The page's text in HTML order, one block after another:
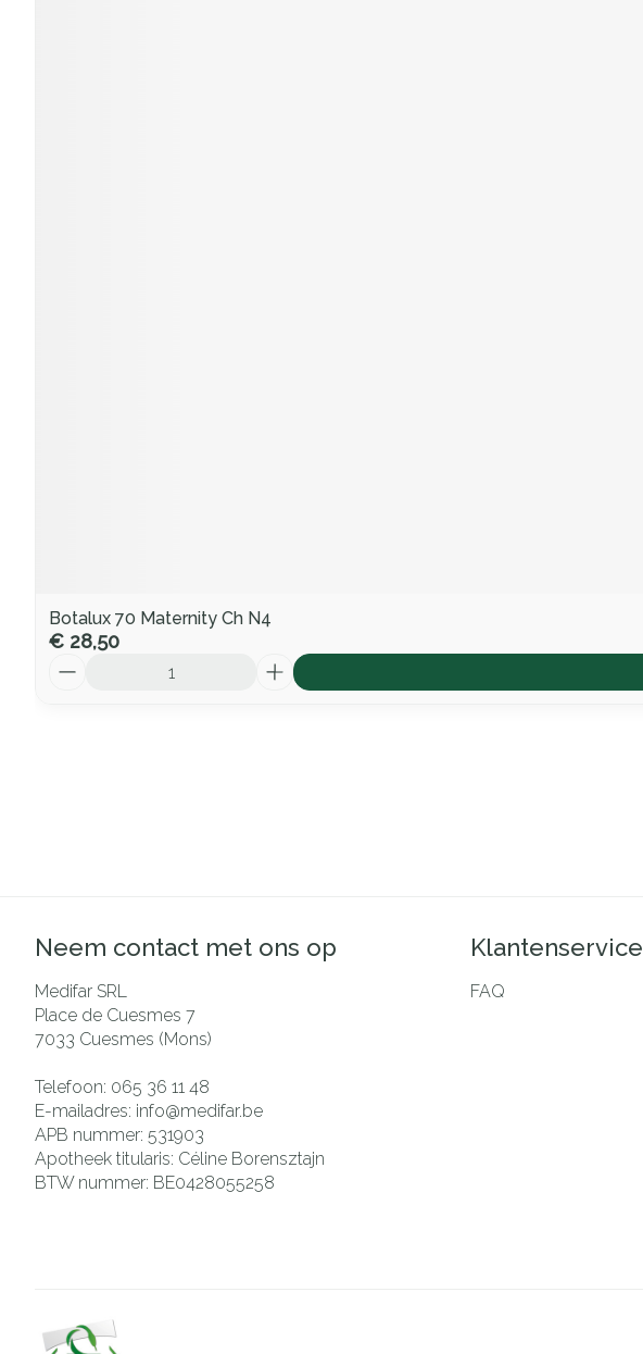
Botalux 70 Maternity Ch N4
€ 28,50
Neem contact met ons op
Medifar SRL
Place de Cuesmes 7
7033 Cuesmes (Mons)
Telefoon: 065 36 11 48
E-mailadres: info@medifar.be
APB nummer: 531903
Apotheek titularis: Céline Borensztajn
BTW nummer: BE0428055258
Klantenservice
FAQ